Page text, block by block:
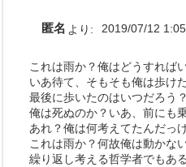
匿名 より: 2019/07/12 1:05
これは雨か？俺はどうすれば
いあ待て、そもそも俺は歩け
最後に歩いたのはいつだろう？
俺は死ぬのか？いあ、前にも
あれ？俺は何考えてたんだっ
これは雨か？何故俺は動かな
繰り返し考える哲学者でもある